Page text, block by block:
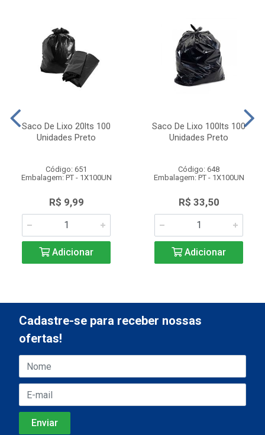
Saco De Lixo 20lts 100
Unidades Preto
Código: 651
Embalagem: PT - 1X100UN
R$ 9,99
Adicionar
Saco De Lixo 100lts 100
Unidades Preto
Código: 648
Embalagem: PT - 1X100UN
R$ 33,50
Adicionar
Cadastre-se para receber nossas
ofertas!